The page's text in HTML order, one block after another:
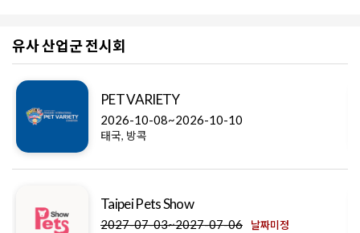
유사 산업군 전시회
PET VARIETY
2026-10-08~2026-10-10
태국, 방콕
Taipei Pets Show
2027-07-03~2027-07-06 날짜미정